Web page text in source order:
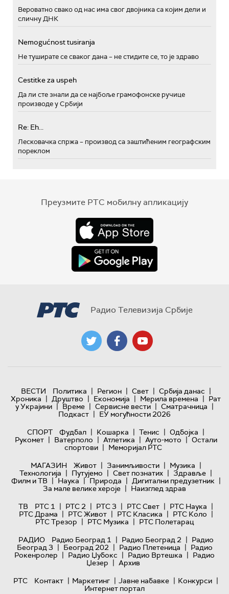
Вероватно свако од нас има свог двојника са којим дели и
сличну ДНК
Nemogućnost tusiranja
Не туширате се сваког дана – не стидите се, то је здраво
Cestitke za uspeh
Да ли сте знали да се најбоље грамофонске ручице
производе у Србији
Re: Eh...
Лесковачка спржа – производ са заштићеним географским
пореклом
Преузмите РТС мобилну апликацију
Радио Телевизија Србије
ВЕСТИ Политика | Регион | Свет | Србија данас |
Хроника | Друштво | Економија | Мерила времена | Рат
у Украјини | Време | Сервисне вести | Сматрачница |
Подкаст | ЕУ могућности 2026
СПОРТ
Фудбал | Кошарка | Тенис | Одбојка |
Рукомет | Ватерполо | Атлетика | Ауто-мото | Остали
спортови | Меморијал РТС
МАГАЗИН
Живот | Занимљивости | Музика |
Технологијa | Путујемо | Свет познатих | Здравље |
Филм и ТВ | Наука | Природа | Дигитални предузетник |
За мале велике хероје | Наизглед здрав
ТВ
РТС 1 | РТС 2 | РТС 3 | РТС Свет | РТС Наука |
РТС Драма | РТС Живот | РТС Класика | РТС Коло |
РТС Трезор | РТС Музика | РТС Полетарац
РАДИО
Радио Београд 1 | Радио Београд 2 | Радио
Београд 3 | Београд 202 | Радио Плетеница | Радио
Рокенролер | Радио Џубокс | Радио Вртешка | Радио
Џезер | Архив
РТС
Контакт | Маркетинг | Јавне набавке | Конкурси |
Интернет портал